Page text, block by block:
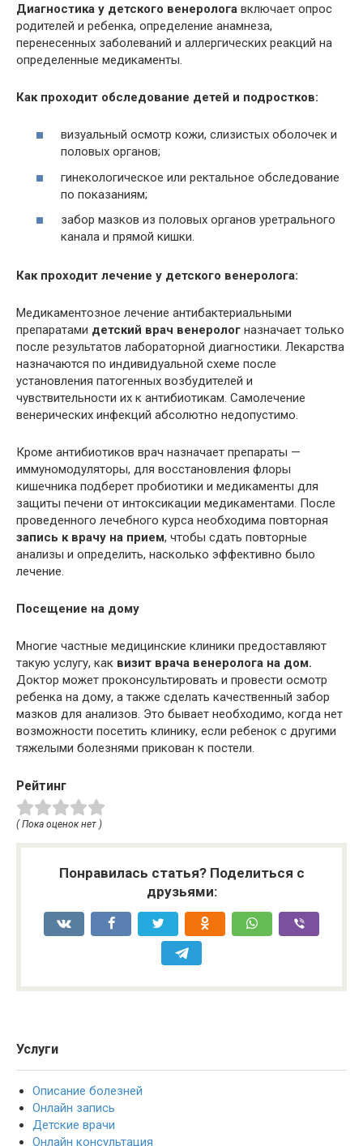
Диагностика у детского венеролога включает опрос
родителей и ребенка, определение анамнеза,
перенесенных заболеваний и аллергических реакций на
определенные медикаменты.
Как проходит обследование детей и подростков:
визуальный осмотр кожи, слизистых оболочек и
половых органов;
гинекологическое или ректальное обследование
по показаниям;
забор мазков из половых органов уретрального
канала и прямой кишки.
Как проходит лечение у детского венеролога:
Медикаментозное лечение антибактериальными
препаратами детский врач венеролог назначает только
после результатов лабораторной диагностики. Лекарства
назначаются по индивидуальной схеме после
установления патогенных возбудителей и
чувствительности их к антибиотикам. Самолечение
венерических инфекций абсолютно недопустимо.
Кроме антибиотиков врач назначает препараты —
иммуномодуляторы, для восстановления флоры
кишечника подберет пробиотики и медикаменты для
защиты печени от интоксикации медикаментами. После
проведенного лечебного курса необходима повторная
запись к врачу на прием, чтобы сдать повторные
анализы и определить, насколько эффективно было
лечение.
Посещение на дому
Многие частные медицинские клиники предоставляют
такую услугу, как визит врача венеролога на дом.
Доктор может проконсультировать и провести осмотр
ребенка на дому, а также сделать качественный забор
мазков для анализов. Это бывает необходимо, когда нет
возможности посетить клинику, если ребенок с другими
тяжелыми болезнями прикован к постели.
Рейтинг
( Пока оценок нет )
Понравилась статья? Поделиться с
друзьями:
Услуги
Описание болезней
Онлайн запись
Детские врачи
Онлайн консультация